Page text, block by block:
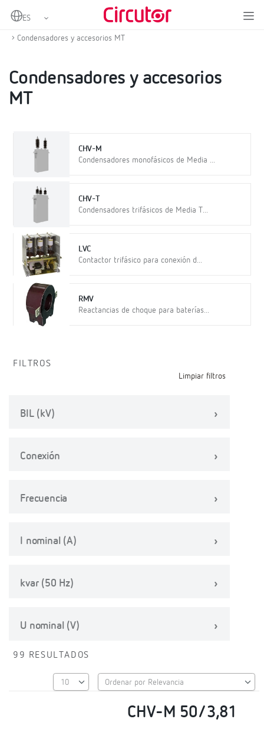
Home
Condensadores y accesorios MT
Condensadores y accesorios
MT
CHV-M
Condensadores monofásicos de Media ...
CHV-T
Condensadores trifásicos de Media T...
LVC
Contactor trifásico para conexión d...
RMV
Reactancias de choque para baterías...
FILTROS
Limpiar filtros
BIL (kV)
Conexión
Frecuencia
I nominal (A)
kvar (50 Hz)
U nominal (V)
99 RESULTADOS
CHV-M 50/3,81